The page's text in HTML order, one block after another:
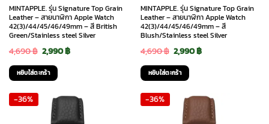
MINTAPPLE. รุ่น Signature Top Grain
Leather – สายนาฬิกา Apple Watch
42(3)/44/45/46/49mm – สี British
Green/Stainless steel Silver
4,690฿ Original
price
was:
4,690 ฿.
2,990฿Current
2,990 ฿.
หยิบใส่ตะกร้า
MINTAPPLE. รุ่น Signature Top Grain
Leather – สายนาฬิกา Apple Watch
42(3)/44/45/46/49mm – สี
Blush/Stainless steel Silver
4,690฿ Original
price
was:
4,690 ฿.
2,990฿Current
2,990 ฿.
หยิบใส่ตะกร้า
-36% -36%